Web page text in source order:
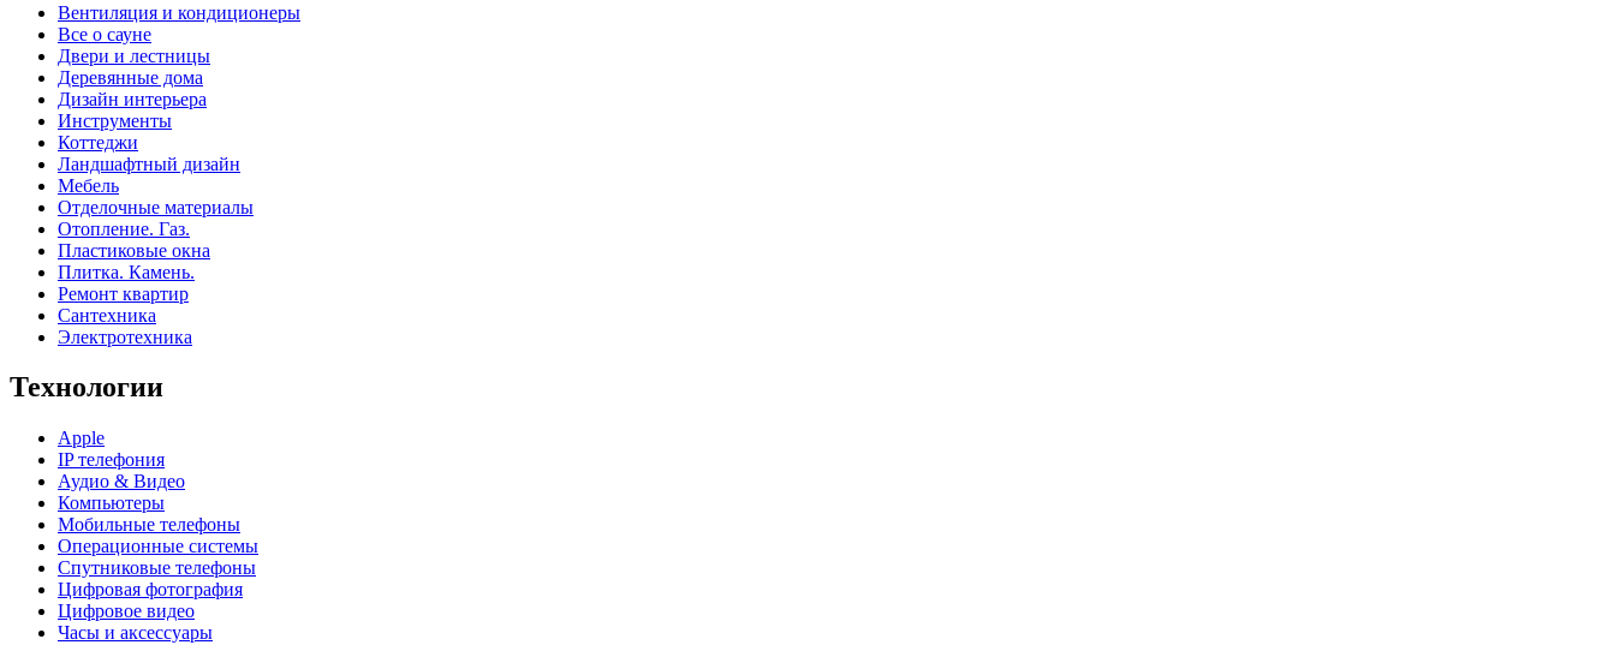
Вентиляция и кондиционеры
Все о сауне
Двери и лестницы
Деревянные дома
Дизайн интерьера
Инструменты
Коттеджи
Ландшафтный дизайн
Мебель
Отделочные материалы
Отопление. Газ.
Пластиковые окна
Плитка. Камень.
Ремонт квартир
Сантехника
Электротехника
Технологии
Apple
IP телефония
Аудио & Видео
Компьютеры
Мобильные телефоны
Операционные системы
Спутниковые телефоны
Цифровая фотография
Цифровое видео
Часы и аксессуары